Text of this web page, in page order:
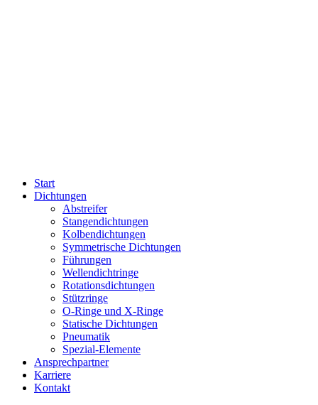
Start
Dichtungen
Abstreifer
Stangendichtungen
Kolbendichtungen
Symmetrische Dichtungen
Führungen
Wellendichtringe
Rotationsdichtungen
Stützringe
O-Ringe und X-Ringe
Statische Dichtungen
Pneumatik
Spezial-Elemente
Ansprechpartner
Karriere
Kontakt